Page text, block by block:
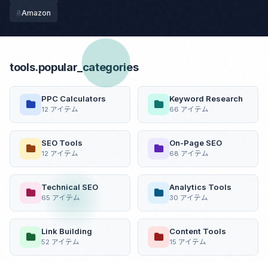
Amazon
tools.popular_categories
PPC Calculators
12 アイテム
Keyword Research
66 アイテム
SEO Tools
12 アイテム
On-Page SEO
68 アイテム
Technical SEO
65 アイテム
Analytics Tools
30 アイテム
Link Building
52 アイテム
Content Tools
15 アイテム